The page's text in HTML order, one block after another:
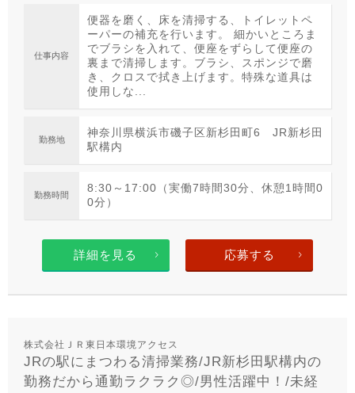
仕事内容
便器を磨く、床を清掃する、トイレットペ
ーパーの補充を行います。 細かいところま
でブラシを入れて、便座をずらして便座の
裏まで清掃します。ブラシ、スポンジで磨
き、クロスで拭き上げます。特殊な道具は
使用しな...
勤務地
神奈川県横浜市磯子区新杉田町6 JR新杉田
駅構内
勤務時間
8:30～17:00（実働7時間30分、休憩1時間0
0分）
詳細を見る 応募する
株式会社ＪＲ東日本環境アクセス
JRの駅にまつわる清掃業務/JR新杉田駅構内の
勤務だから通勤ラクラク◎/男性活躍中！/未経